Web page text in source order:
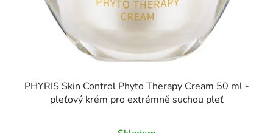
PHYRIS Skin Control Phyto Therapy Cream 50 ml -
pleťový krém pro extrémně suchou pleť